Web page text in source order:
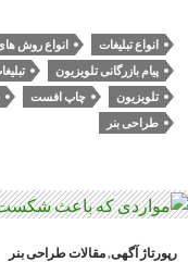
انواع تبلیغات انواع روش
پیام بازرگانی تلویزیون
تلویزیون
چاپ افست
طراحی بنر
رپورتاژ آگهی,مقالات طراحی بنر